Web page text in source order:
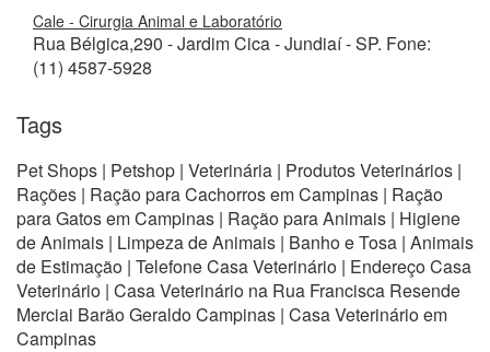
Cale - Cirurgia Animal e Laboratório
Rua Bélgica,290 - Jardim Cica - Jundiaí - SP. Fone:
(11) 4587-5928
Tags
Pet Shops | Petshop | Veterinária | Produtos Veterinários |
Rações | Ração para Cachorros em Campinas | Ração
para Gatos em Campinas | Ração para Animais | Higiene
de Animais | Limpeza de Animais | Banho e Tosa | Animais
de Estimação | Telefone Casa Veterinário | Endereço Casa
Veterinário | Casa Veterinário na Rua Francisca Resende
Merciai Barão Geraldo Campinas | Casa Veterinário em
Campinas